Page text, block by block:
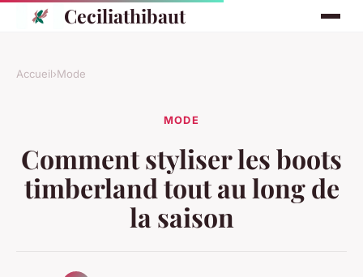
Ceciliathibaut
Accueil›Mode
MODE
Comment styliser les boots
timberland tout au long de
la saison